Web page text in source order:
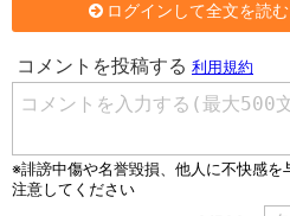
ログインして全文を読む